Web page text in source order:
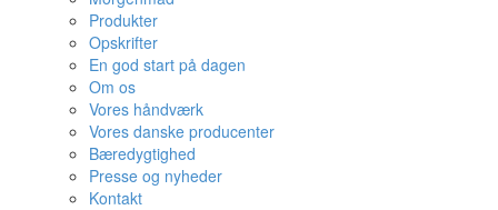
Produkter
Opskrifter
En god start på dagen
Om os
Vores håndværk
Vores danske producenter
Bæredygtighed
Presse og nyheder
Kontakt